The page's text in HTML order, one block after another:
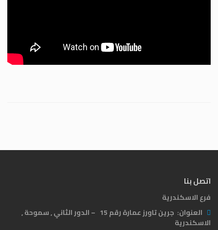
اتصل بنا
فرع الاسكندرية
العنوان:
جرين تاورز عمارة رقم 15 – الدور الثاني , سموحة ,
الاسكندرية